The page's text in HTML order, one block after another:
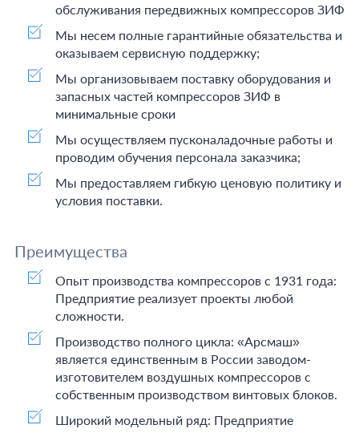
обслуживания передвижных компрессоров ЗИФ
Мы несем полные гарантийные обязательства и
оказываем сервисную поддержку;
Мы организовываем поставку оборудования и
запасных частей компрессоров ЗИФ в
минимальные сроки
Мы осуществляем пусконаладочные работы и
проводим обучения персонала заказчика;
Мы предоставляем гибкую ценовую политику и
условия поставки.
Преимущества
Опыт производства компрессоров с 1931 года:
Предприятие реализует проекты любой
сложности.
Производство полного цикла: «Арсмаш»
является единственным в России заводом-
изготовителем воздушных компрессоров с
собственным производством винтовых блоков.
Широкий модельный ряд: Предприятие